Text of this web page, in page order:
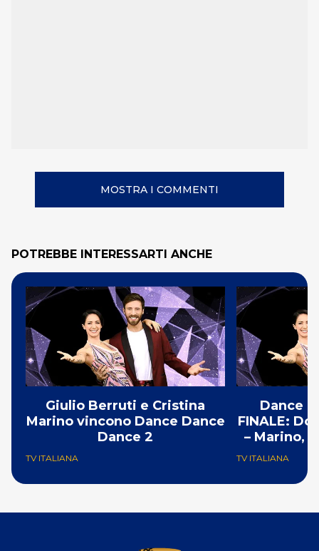
MOSTRA I COMMENTI
POTREBBE INTERESSARTI ANCHE
Giulio Berruti e Cristina
Marino vincono Dance Dance
Dance 2
TV ITALIANA
Dance
FINALE:
– Marino,
TV ITALIANA